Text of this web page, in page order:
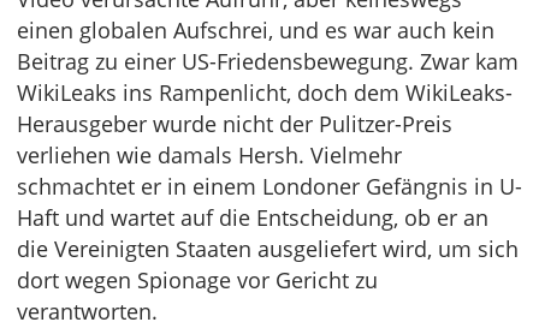
einen globalen Aufschrei, und es war auch kein
Beitrag zu einer US-Friedensbewegung. Zwar kam
WikiLeaks ins Rampenlicht, doch dem WikiLeaks-
Herausgeber wurde nicht der Pulitzer-Preis
verliehen wie damals Hersh. Vielmehr
schmachtet er in einem Londoner Gefängnis in U-
Haft und wartet auf die Entscheidung, ob er an
die Vereinigten Staaten ausgeliefert wird, um sich
dort wegen Spionage vor Gericht zu
verantworten.